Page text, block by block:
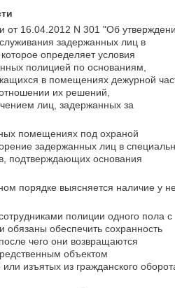
от 16.04.2012 N 301 "Об
задержанных лиц в
определяет условия
полицией по основаниям,
в помещениях дежурной
их решений,
лиц, задержанных за
помещениях под охраной
задержанных лиц в
подтверждающих основания
порядке выясняется наличие у
полиции одного пола с
обеспечить сохранность
чего они возвращаются
объектом
изъятых из гражданского